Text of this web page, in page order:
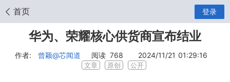
首页
登录
华为、荣耀核心供货商宣布结业
作者: 曾颖@芯闻道 阅读 768 2024/11/21 01:29:16
文章 原创 公开